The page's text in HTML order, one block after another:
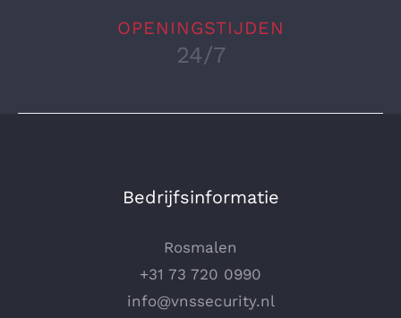
OPENINGSTIJDEN
24/7
Bedrijfsinformatie
Rosmalen
+31 73 720 0990
info@vnssecurity.nl